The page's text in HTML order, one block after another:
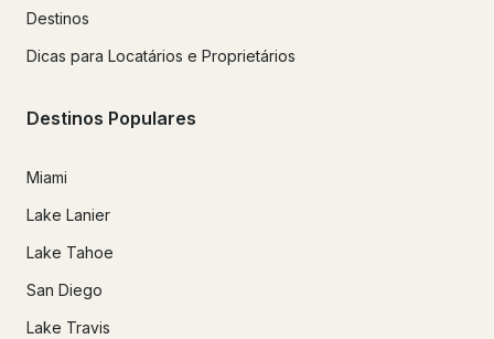
Destinos
Dicas para Locatários e Proprietários
Destinos Populares
Miami
Lake Lanier
Lake Tahoe
San Diego
Lake Travis